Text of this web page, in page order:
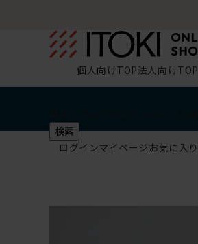
個人向けTOP法人向けTOP
検索
ログインマイページ お気に入り